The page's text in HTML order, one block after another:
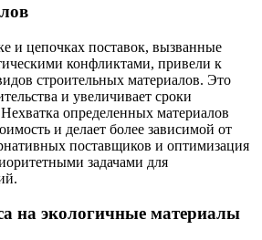
и цепочках поставок, вызванные
конфликтами, привели к
строительных материалов. Это
и увеличивает сроки
определенных материалов
и делает более зависимой от
поставщиков и оптимизация
задачами для
на экологичные материалы